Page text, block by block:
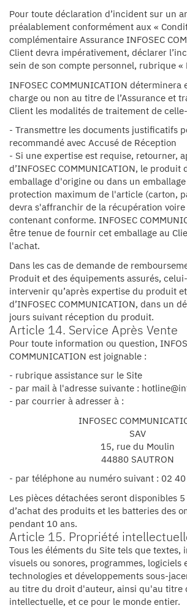
Pour toute déclaration d’incident sur un
préalablement conformément aux «
complémentaire Assurance INFOSEC
Client devra impérativement, déclarer
sein de son compte personnel, rubrique «
INFOSEC COMMUNICATION déterminera
charge ou non au titre de l’Assurance et
Client les modalités de traitement de
- Transmettre les documents justificatifs
recommandé avec Accusé de Réception
- Si une expertise est requise, retourner,
d’INFOSEC COMMUNICATION, le produit
emballage d'origine ou dans un
protection maximum de l'article (carton,
devra s'affranchir de la récupération
contenant conforme. INFOSEC
être tenue de fournir cet emballage au
l'achat.
Dans les cas de demande de
Produit et des équipements assurés,
intervenir qu’après expertise du produit
d’INFOSEC COMMUNICATION, dans un
jours suivant réception du produit.
Article 14. Service Après Vente
Pour toute information ou question,
COMMUNICATION est joignable :
- rubrique assistance sur le Site
- par mail à l'adresse suivante :
- par courrier à adresser à :
INFOSEC
SAV
15, rue du Moulin
44880 SAUTRON
- par téléphone au numéro suivant : 02
Les pièces détachées seront disponibles
d’achat des produits et les batteries des
pendant 10 ans.
Article 15. Propriété
Tous les éléments du Site tels que textes,
visuels ou sonores, programmes, logiciels
technologies et développements sous-
au titre du droit d'auteur, ainsi qu'au titre
intellectuelle, et ce pour le monde entier.